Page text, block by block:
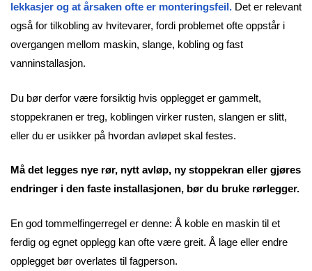
lekkasjer og at årsaken ofte er monteringsfeil. Det er relevant
også for tilkobling av hvitevarer, fordi problemet ofte oppstår i
overgangen mellom maskin, slange, kobling og fast
vanninstallasjon.
Du bør derfor være forsiktig hvis opplegget er gammelt,
stoppekranen er treg, koblingen virker rusten, slangen er slitt,
eller du er usikker på hvordan avløpet skal festes.
Må det legges nye rør, nytt avløp, ny stoppekran eller gjøres
endringer i den faste installasjonen, bør du bruke rørlegger.
En god tommelfingerregel er denne: Å koble en maskin til et
ferdig og egnet opplegg kan ofte være greit. Å lage eller endre
opplegget bør overlates til fagperson.